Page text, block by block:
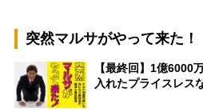
突然マルサがやって来た！
【最終回】1億6000
入れたプライスレス